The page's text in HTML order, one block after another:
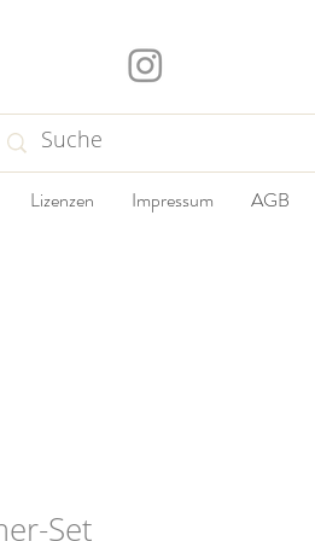
Lizenzen Impressum AGB
Set